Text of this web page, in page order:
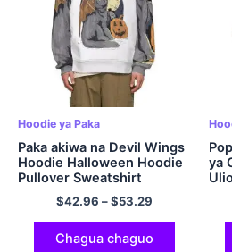
Hoodie ya Paka
Paka akiwa na Devil Wings
Hoodie Halloween Hoodie
Pullover Sweatshirt
$42.96 –$53.29
Chagua chaguo
ya